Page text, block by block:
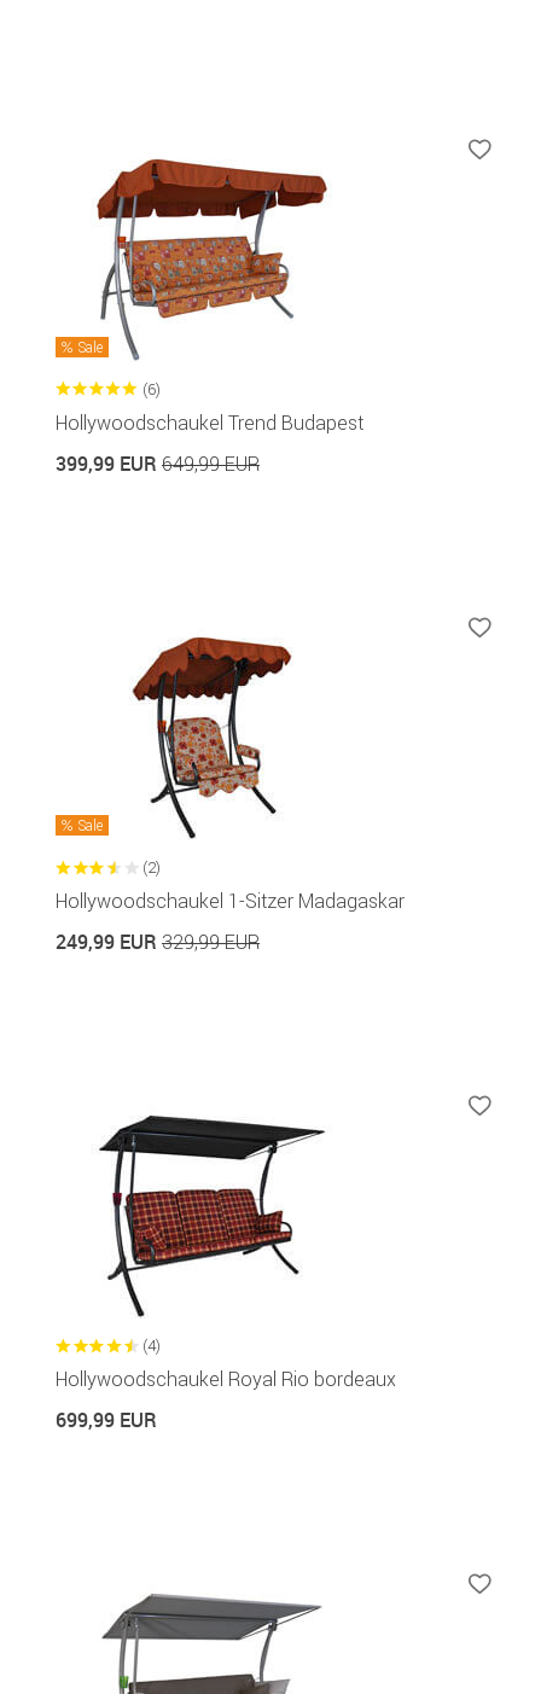
Sale
(6)
Hollywoodschaukel Trend Budapest
399,99 EUR 649,99 EUR
Sale
(2)
Hollywoodschaukel 1-Sitzer Madagaskar
249,99 EUR 329,99 EUR
(4)
Hollywoodschaukel Royal Rio bordeaux
699,99 EUR